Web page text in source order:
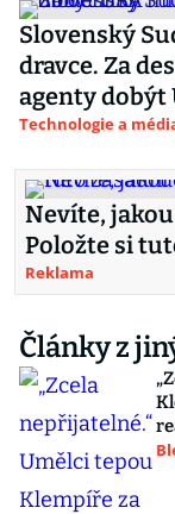
Slovenský
dravce. Za
agenty dobýt
Technologie a
Nevíte,
Položte si
Reklama
Články z